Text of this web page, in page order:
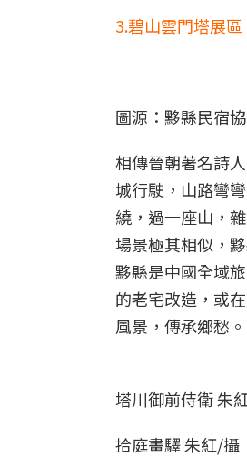
3.碧山雲門塔展區
圖源：黟縣民宿
相傳晉朝著名詩
城行駛，山路彎
繞，過一座山，
場景極其相似，
黟縣是中國全域
的老宅改造，或
風景，傳承鄉愁。
塔川御前侍衛 朱
拾庭畫驛 朱紅/攝